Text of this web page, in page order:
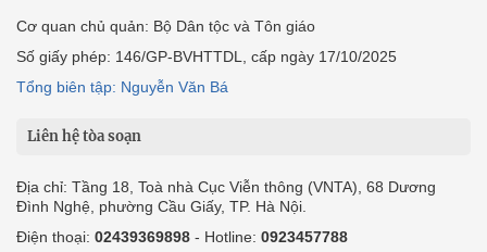
Cơ quan chủ quản: Bộ Dân tộc và Tôn giáo
Số giấy phép: 146/GP-BVHTTDL, cấp ngày 17/10/2025
Tổng biên tập: Nguyễn Văn Bá
Liên hệ tòa soạn
Địa chỉ: Tầng 18, Toà nhà Cục Viễn thông (VNTA), 68 Dương
Đình Nghệ, phường Cầu Giấy, TP. Hà Nội.
Điện thoại: 02439369898 - Hotline: 0923457788